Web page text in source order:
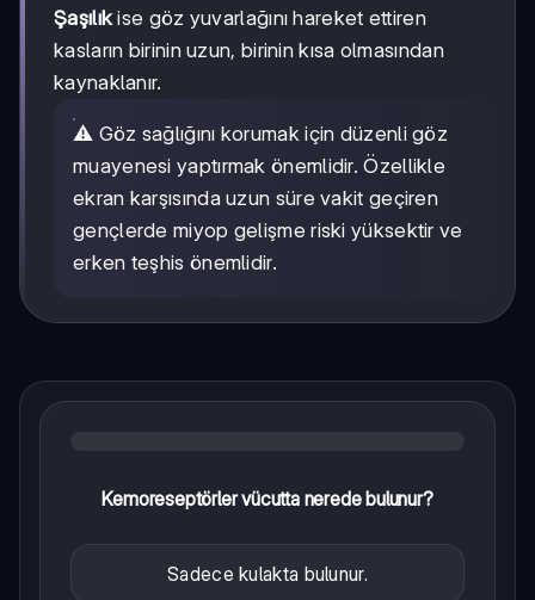
Şaşılıkise göz yuvarlağını hareket ettiren
kasların birinin uzun, birinin kısa olmasından
kaynaklanır.
⚠️ Göz sağlığını korumak için düzenli göz
muayenesi yaptırmak önemlidir. Özellikle
ekran karşısında uzun süre vakit geçiren
gençlerde miyop gelişme riski yüksektir ve
erken teşhis önemlidir.
Kemoreseptörler vücutta nerede bulunur?
Sadece kulakta bulunur.